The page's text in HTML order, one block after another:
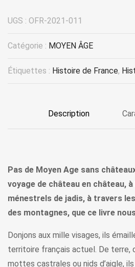
UGS : OFR-2021-011
Catégorie : MOYEN ÂGE
Étiquettes : Histoire de France,
Description
Pas de Moyen Age sans
voyage de château en château,
ménestrels de jadis, à travers
des montagnes, que ce livre
Donjons aux mille visages, ils
territoire français actuel. De terre,
mottes castrales ou nids d’aigle,